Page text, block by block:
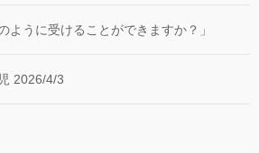
ように受けることができますか？」
2026/4/3